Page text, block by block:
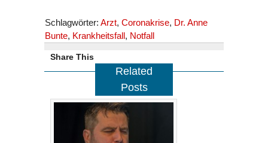
Schlagwörter: Arzt, Coronakrise, Dr. Anne
Bunte, Krankheitsfall, Notfall
Share This
Related
Posts